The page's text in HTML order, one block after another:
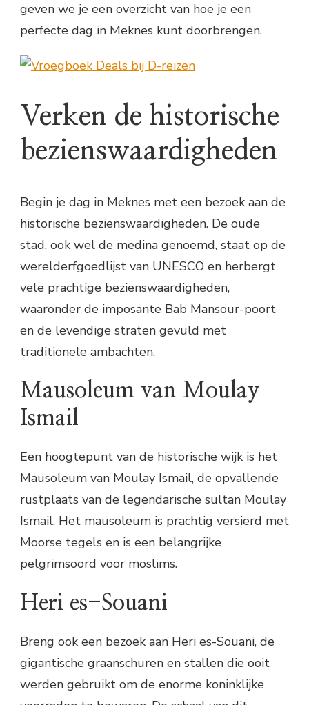
geven we je een overzicht van hoe je een
perfecte dag in Meknes kunt doorbrengen.
Verken de historische
bezienswaardigheden
Begin je dag in Meknes met een bezoek aan de
historische bezienswaardigheden. De oude
stad, ook wel de medina genoemd, staat op de
werelderfgoedlijst van UNESCO en herbergt
vele prachtige bezienswaardigheden,
waaronder de imposante Bab Mansour-poort
en de levendige straten gevuld met
traditionele ambachten.
Mausoleum van Moulay
Ismail
Een hoogtepunt van de historische wijk is het
Mausoleum van Moulay Ismail, de opvallende
rustplaats van de legendarische sultan Moulay
Ismail. Het mausoleum is prachtig versierd met
Moorse tegels en is een belangrijke
pelgrimsoord voor moslims.
Heri es-Souani
Breng ook een bezoek aan Heri es-Souani, de
gigantische graanschuren en stallen die ooit
werden gebruikt om de enorme koninklijke